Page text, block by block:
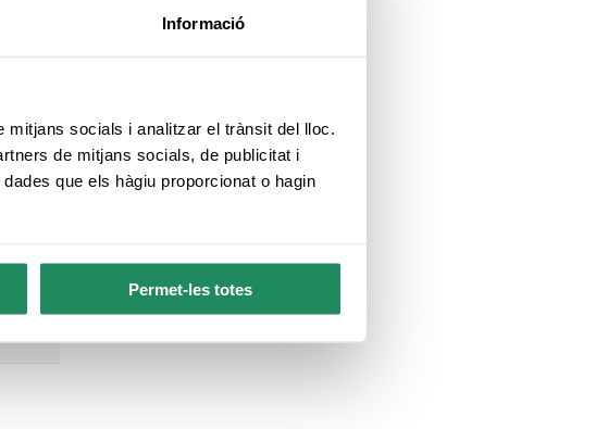
Informació
mitjans socials i analitzar el trànsit del lloc.
de mitjans socials, de publicitat i
que els hàgiu proporcionat o hagin
Permet-les totes